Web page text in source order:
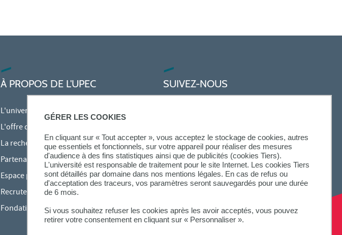
GÉRER LES COOKIES
En cliquant sur « Tout accepter », vous acceptez le stockage de cookies, autres
que essentiels et fonctionnels, sur votre appareil pour réaliser des mesures
d'audience à des fins statistiques ainsi que de publicités (cookies Tiers).
L'université est responsable de traitement pour le site Internet. Les cookies Tiers
sont détaillés par domaine dans nos mentions légales. En cas de refus ou
d'acceptation des traceurs, vos paramètres seront sauvegardés pour une durée
de 6 mois.
Si vous souhaitez refuser les cookies après les avoir acceptés, vous pouvez
retirer votre consentement en cliquant sur « Personnaliser ».
À PROPOS DE L'UPEC
L'université
L'offre de formation
La recherche à l'UPEC
Partenariats
Espace presse
Recrutement
Fondation
SUIVEZ-NOUS